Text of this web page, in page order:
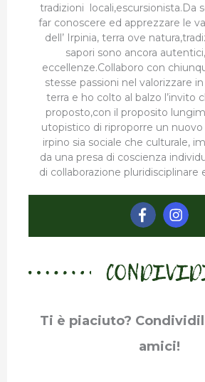
tradizioni locali,escursionista.Da
far conoscere ed apprezzare le
dell’ Irpinia, terra ove
sapori sono ancora
eccellenze.Collaboro con
stesse passioni nel valorizzare
terra e ho colto al balzo l’invito
proposto,con il proposito
utopistico di riproporre un nuovo
irpino sia sociale che culturale,
da una presa di coscienza
di collaborazione pluridisciplinare
Ti è piaciuto?
amici!